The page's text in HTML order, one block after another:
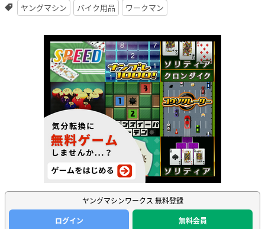
ヤングマシン バイク用品 ワークマン
ヤングマシンワークス 無料登録
ログイン
無料会員